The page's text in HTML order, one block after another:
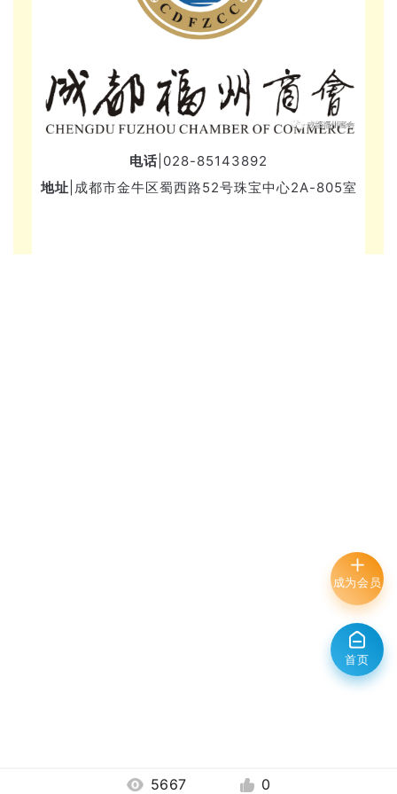
电话 |028-85143892
地址 |成都市金牛区蜀西路52号珠宝中心2A-805室
5667 0
成为会员
首页